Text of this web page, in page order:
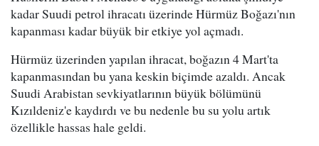
kadar Suudi petrol ihracatı üzerinde Hürmüz Boğazı'nın
kapanması kadar büyük bir etkiye yol açmadı.
Hürmüz üzerinden yapılan ihracat, boğazın 4 Mart'ta
kapanmasından bu yana keskin biçimde azaldı. Ancak
Suudi Arabistan sevkiyatlarının büyük bölümünü
Kızıldeniz'e kaydırdı ve bu nedenle bu su yolu artık
özellikle hassas hale geldi.